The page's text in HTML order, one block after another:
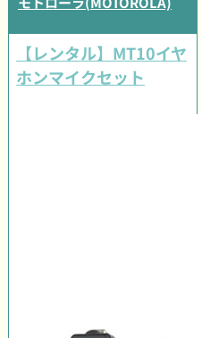
【レンタル】MT10イヤ
ホンマイクセット